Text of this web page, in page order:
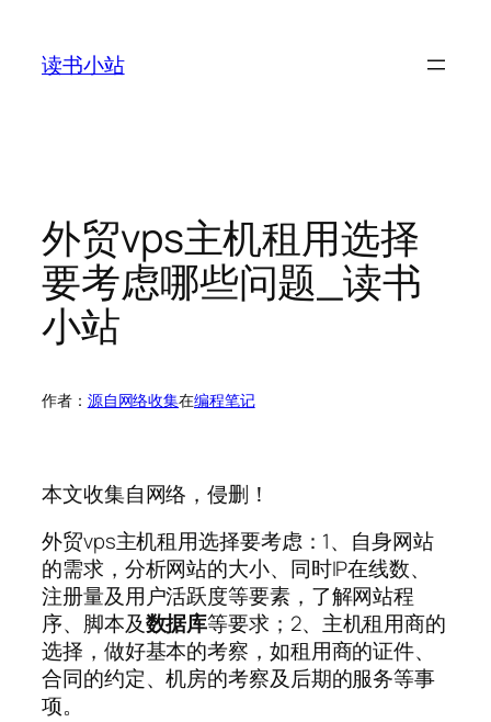
读书小站
外贸vps主机租用选择
要考虑哪些问题_读书
小站
作者： 源自网络收集在编程笔记
本文收集自网络，侵删！
外贸vps主机租用选择要考虑：1、自身网站
的需求，分析网站的大小、同时IP在线数、
注册量及用户活跃度等要素，了解网站程
序、脚本及数据库等要求；2、主机租用商的
选择，做好基本的考察，如租用商的证件、
合同的约定、机房的考察及后期的服务等事
项。